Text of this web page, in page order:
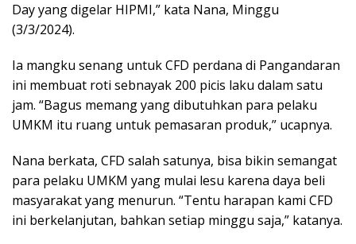
Day yang digelar HIPMI,” kata Nana, Minggu
(3/3/2024).
Ia mangku senang untuk CFD perdana di Pangandaran
ini membuat roti sebnayak 200 picis laku dalam satu
jam. “Bagus memang yang dibutuhkan para pelaku
UMKM itu ruang untuk pemasaran produk,” ucapnya.
Nana berkata, CFD salah satunya, bisa bikin semangat
para pelaku UMKM yang mulai lesu karena daya beli
masyarakat yang menurun. “Tentu harapan kami CFD
ini berkelanjutan, bahkan setiap minggu saja,” katanya.